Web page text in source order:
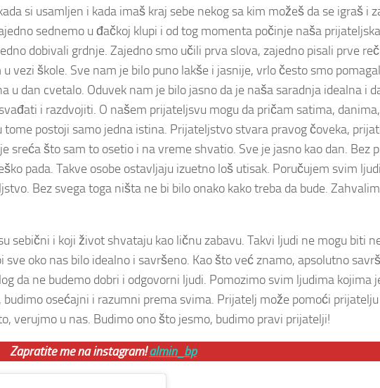
si usamljen i kada imaš kraj sebe nekog sa kim možeš da se igraš i
sednemo u đačkoj klupi i od tog momenta počinje naša
dobivali grdnje. Zajedno smo učili prva slova, zajedno pisali prve
vezi škole. Sve nam je bilo puno lakše i jasnije, vrlo često smo
u dan cvetalo. Oduvek nam je bilo jasno da je naša saradnja idealna i
i razdvojiti. O našem prijateljsvu mogu da pričam satima, danima,
postoji samo jedna istina. Prijateljstvo stvara pravog čoveka,
sreća što sam to osetio i na vreme shvatio. Sve je jasno kao dan. Bez
pada. Takve osobe ostavljaju izuetno loš utisak. Poručujem svim
Bez svega toga ništa ne bi bilo onako kako treba da bude.
sebični i koji život shvataju kao ličnu zabavu. Takvi ljudi ne mogu biti
sve oko nas bilo idealno i savršeno. Kao što već znamo, apsolutno
da ne budemo dobri i odgovorni ljudi. Pomozimo svim ljudima kojima
osećajni i razumni prema svima. Prijatelj može pomoći
verujmo u nas. Budimo ono što jesmo, budimo pravi prijatelji!
Zapratite me na instagram! almin_bp